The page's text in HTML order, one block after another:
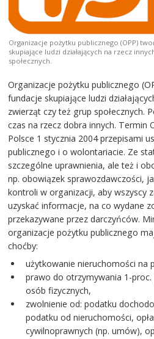
Organizacje pożytku publicznego (OPP)
skupiające ludzi działających na rzecz
społecznych.
Organizacje pożytku publicznego
fundacje skupiające ludzi
zwierząt czy też grup społecznych.
czas na rzecz dobra innych. Termin
Polsce 1 stycznia 2004 przepisami
publicznego i o wolontariacie. Ze
szczególne uprawnienia, ale też i
np. obowiązek sprawozdawczości,
kontroli w organizacji, aby wszyscy
uzyskać informacje, na co wydane
przekazywane przez darczyńców.
organizacje pożytku publicznego
choćby:
użytkowanie nieruchomości na
prawo do otrzymywania 1-
osób fizycznych,
zwolnienie od: podatku
podatku od nieruchomości,
cywilnoprawnych (np. umów),